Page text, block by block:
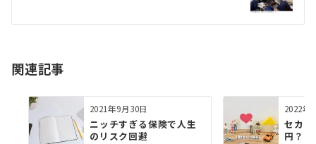
シ
ン
関連記事
2021年9月30日
ニッチすぎる保険で人生
のリスク回避
2022年
セカ
円？